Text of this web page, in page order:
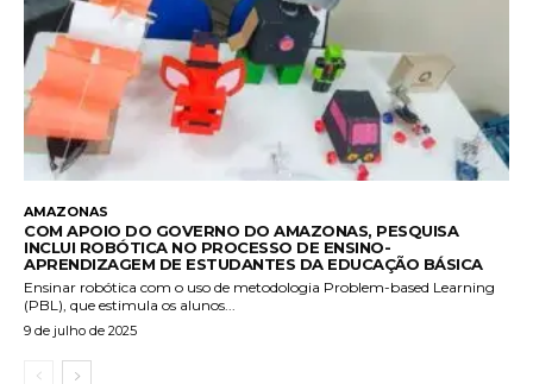
AMAZONAS
COM APOIO DO GOVERNO DO AMAZONAS, PESQUISA
INCLUI ROBÓTICA NO PROCESSO DE ENSINO-
APRENDIZAGEM DE ESTUDANTES DA EDUCAÇÃO BÁSICA
Ensinar robótica com o uso de metodologia Problem-based Learning
(PBL), que estimula os alunos...
9 de julho de 2025